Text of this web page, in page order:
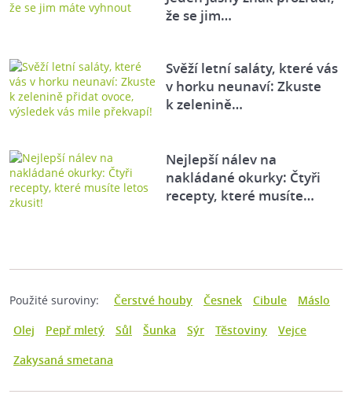
že se jim…
Svěží letní saláty, které vás
v horku neunaví: Zkuste
k zelenině…
Nejlepší nálev na
nakládané okurky: Čtyři
recepty, které musíte…
Použité suroviny: Čerstvé houby Česnek Cibule
Máslo
Olej
Pepř mletý Sůl Šunka Sýr Těstoviny
Vejce
Zakysaná smetana